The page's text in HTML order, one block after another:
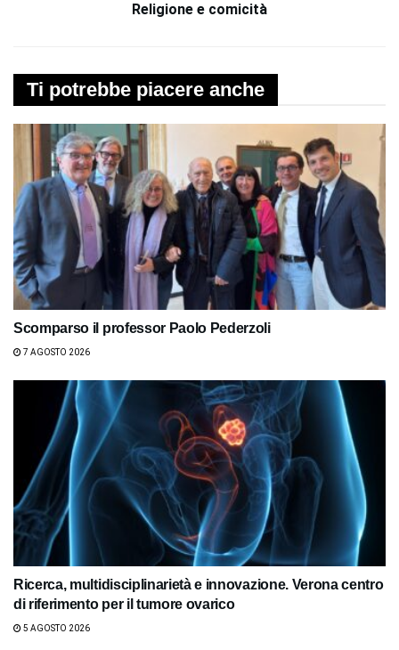
Religione e comicità
Ti potrebbe piacere anche
Scomparso il professor Paolo Pederzoli
7 AGOSTO 2026
Ricerca, multidisciplinarietà e innovazione. Verona centro
di riferimento per il tumore ovarico
5 AGOSTO 2026